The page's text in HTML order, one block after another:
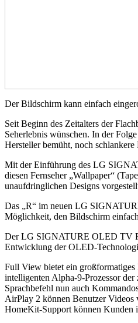
Der Bildschirm kann einfach
Seit Beginn des Zeitalters der
Seherlebnis wünschen. In der
Hersteller bemüht, noch
Mit der Einführung des LG
diesen Fernseher „Wallpaper“
unaufdringlichen Designs
Das „R“ im neuen LG
Möglichkeit, den Bildschirm
Der LG SIGNATURE OLED TV R
Entwicklung der OLED-
Full View bietet ein
intelligenten Alpha-9-Prozessor
Sprachbefehl nun auch
AirPlay 2 können Benutzer
HomeKit-Support können Kunden